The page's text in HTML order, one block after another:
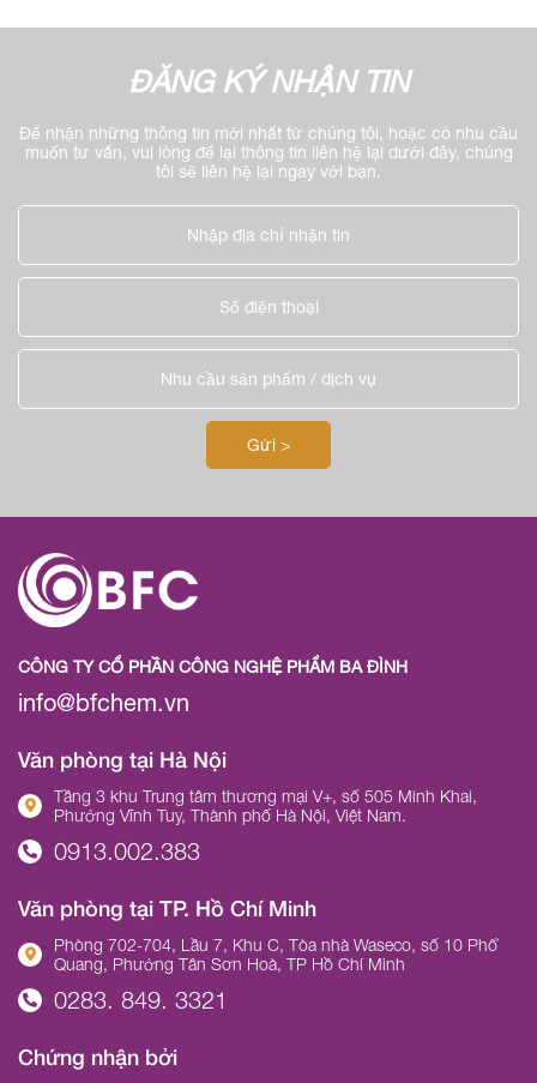
ĐĂNG KÝ NHẬN TIN
Để nhận những thông tin mới nhất từ chúng tôi, hoặc có nhu cầu
muốn tư vấn, vui lòng để lại thông tin liên hệ lại dưới đây, chúng
tôi sẽ liên hệ lại ngay với bạn.
CÔNG TY CỔ PHẦN CÔNG NGHỆ PHẨM BA ĐÌNH
info@bfchem.vn
Văn phòng tại Hà Nội
Tầng 3 khu Trung tâm thương mại V+, số 505 Minh Khai,
Phường Vĩnh Tuy, Thành phố Hà Nội, Việt Nam.
0913.002.383
Văn phòng tại TP. Hồ Chí Minh
Phòng 702-704, Lầu 7, Khu C, Tòa nhà Waseco, số 10 Phổ
Quang, Phường Tân Sơn Hoà, TP Hồ Chí Minh
0283. 849. 3321
Chứng nhận bởi